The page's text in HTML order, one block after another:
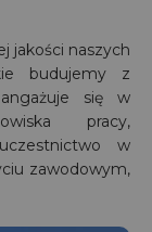
jakości naszych
budujemy z
się w
pracy,
w
zawodowym,